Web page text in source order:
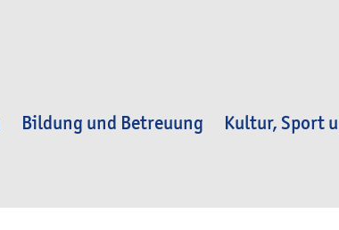
Bildung und Betreuung Kultur, Sport